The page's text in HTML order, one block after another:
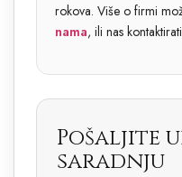
rokova. Više o firmi
nama, ili nas
Pošaljite
saradnju